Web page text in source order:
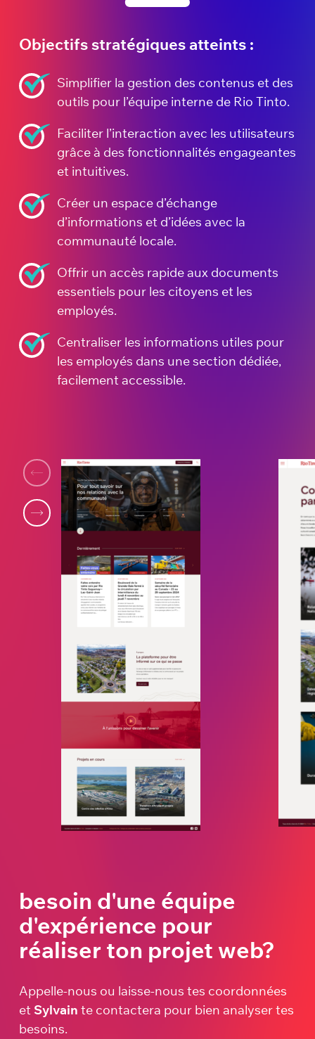
Objectifs stratégiques atteints :
Simplifier la gestion des contenus et des
outils pour l’équipe interne de Rio Tinto.
Faciliter l’interaction avec les utilisateurs
grâce à des fonctionnalités engageantes
et intuitives.
Créer un espace d’échange
d’informations et d’idées avec la
communauté locale.
Offrir un accès rapide aux documents
essentiels pour les citoyens et les
employés.
Centraliser les informations utiles pour
les employés dans une section dédiée,
facilement accessible.
besoin d'une équipe
d'expérience pour
réaliser ton projet web?
Appelle-nous ou laisse-nous tes coordonnées
et Sylvain te contactera pour bien analyser tes
besoins.